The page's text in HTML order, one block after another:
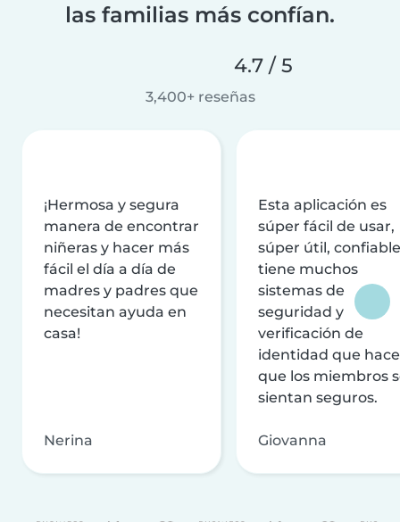
las familias más confían.
4.7 / 5
3,400+ reseñas
¡Hermosa y segura
manera de encontrar
niñeras y hacer más
fácil el día a día de
madres y padres que
necesitan ayuda en
casa!
Nerina
Esta aplicación es
súper fácil de usar,
súper útil,
tiene muchos
sistemas de
seguridad y
verificación de
identidad que
que los miembros
sientan seguros.
Giovanna